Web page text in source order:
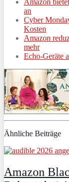
Amazon
an
Cyber
Kosten
Amazon
mehr
Echo-Geräte
Ähnliche Beiträge
Amazon